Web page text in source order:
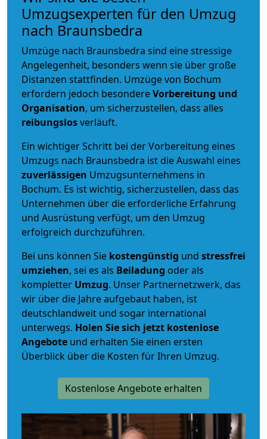
Umzugsexperten für den Umzug
nach Braunsbedra
Umzüge nach Braunsbedra sind eine stressige
Angelegenheit, besonders wenn sie über große
Distanzen stattfinden. Umzüge von Bochum
erfordern jedoch besondereVorbereitung und
Organisation, um sicherzustellen, dass alles
reibungslosverläuft.
Ein wichtiger Schritt bei der Vorbereitung eines
Umzugs nach Braunsbedra ist die Auswahl eines
zuverlässigen Umzugsunternehmens in
Bochum. Es ist wichtig, sicherzustellen, dass das
Unternehmen über die erforderliche Erfahrung
und Ausrüstung verfügt, um den Umzug
erfolgreich durchzuführen.
Bei uns können Sie kostengünstig und stressfrei
umziehen, sei es als Beiladung oder als
kompletter Umzug. Unser Partnernetzwerk, das
wir über die Jahre aufgebaut haben, ist
deutschlandweit und sogar international
unterwegs. Holen Sie sich jetzt kostenlose
Angebote und erhalten Sie einen ersten
Überblick über die Kosten für Ihren Umzug.
Kostenlose Angebote erhalten